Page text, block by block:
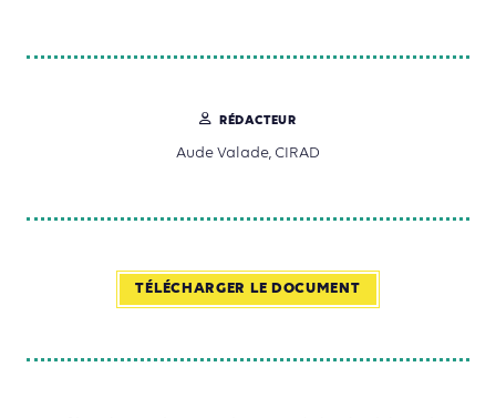
RÉDACTEUR
Aude Valade, CIRAD
TÉLÉCHARGER LE DOCUMENT